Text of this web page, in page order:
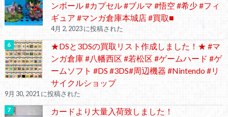
ンボール #カプセル #ブルマ #悟空 #希少 #フィ
ギュア #マンガ倉庫本城店 #買取■
4月 2, 2023 に投稿された
★DSと3DSの買取リスト作成しました！★ #マ
ンガ倉庫 #八幡西区 #若松区 #ゲームハード #ゲ
ームソフト #DS #3DS#周辺機器 #Nintendo #リ
サイクルショップ
9月 30, 2021 に投稿された
カードより大量入荷致しました！